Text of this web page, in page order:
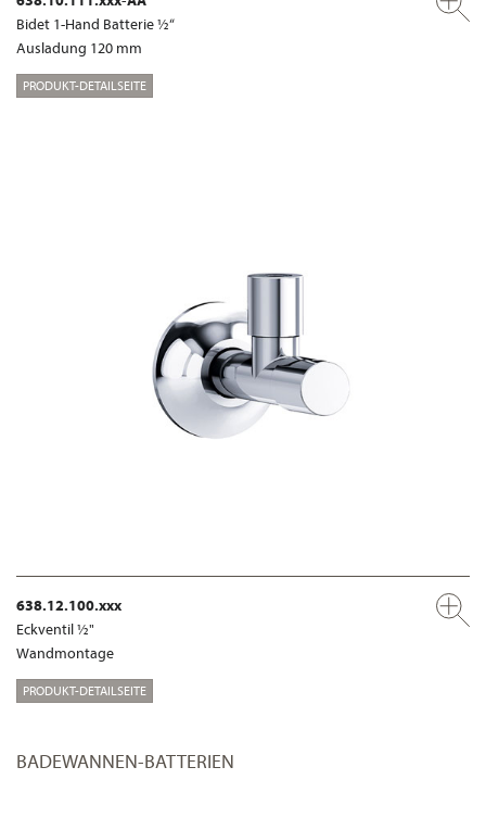
Bidet 1-Hand Batterie ½“
Ausladung 120 mm
PRODUKT-DETAILSEITE
638.12.100.xxx
Eckventil ½"
Wandmontage
PRODUKT-DETAILSEITE
BADEWANNEN-BATTERIEN